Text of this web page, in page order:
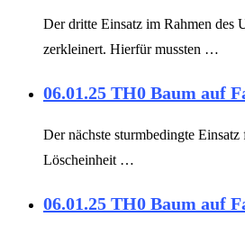
Der dritte Einsatz im Rahmen des
zerkleinert. Hierfür mussten …
06.01.25 TH0 Baum auf
Der nächste sturmbedingte
Löscheinheit …
06.01.25 TH0 Baum auf